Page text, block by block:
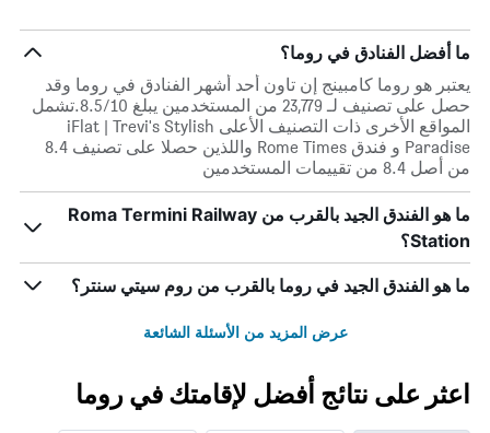
ما أفضل الفنادق في روما؟
يعتبر هو روما كامبينج إن تاون أحد أشهر الفنادق في روما وقد
حصل على تصنيف لـ 23,779 من المستخدمين يبلغ 8.5/10.تشمل
المواقع الأخرى ذات التصنيف الأعلى iFlat | Trevi's Stylish
Paradise و فندق Rome Times واللذين حصلا على تصنيف 8.4
من أصل 8.4 من تقييمات المستخدمين
ما هو الفندق الجيد بالقرب من Roma Termini Railway
Station؟
ما هو الفندق الجيد في روما بالقرب من روم سيتي سنتر؟
عرض المزيد من الأسئلة الشائعة
اعثر على نتائج أفضل لإقامتك في روما